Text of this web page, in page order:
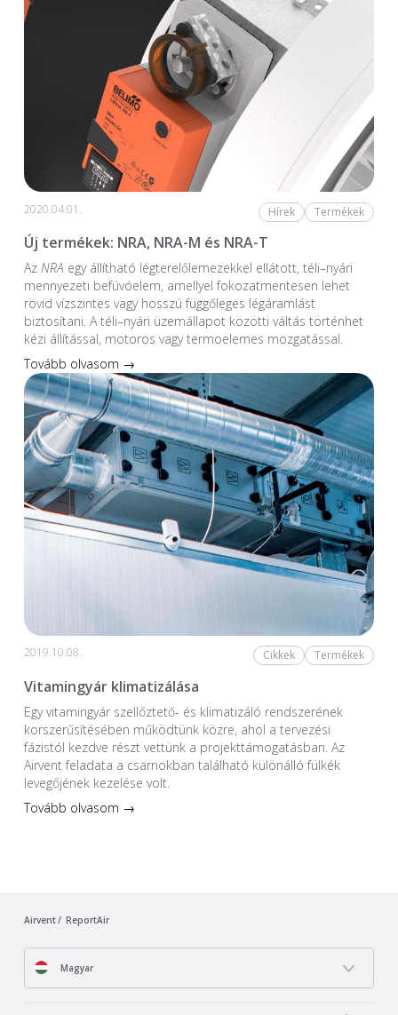
2020.04.01. Hírek Termékek
Új termékek: NRA, NRA-M és NRA-T
Az NRA egy állítható légterelőlemezekkel ellátott, téli–nyári
mennyezeti befúvóelem, amellyel fokozatmentesen lehet
rövid vízszintes vagy hosszú függőleges légáramlást
biztosítani. A téli–nyári üzemállapot közötti váltás történhet
kézi állítással, motoros vagy termoelemes mozgatással.
Tovább olvasom →
2019.10.08. Cikkek Termékek
Vitamingyár klimatizálása
Egy vitamingyár szellőztető- és klimatizáló rendszerének
korszerűsítésében működtünk közre, ahol a tervezési
fázistól kezdve részt vettünk a projekttámogatásban. Az
Airvent feladata a csarnokban található különálló fülkék
levegőjének kezelése volt.
Tovább olvasom →
Airvent ReportAir
Magyar